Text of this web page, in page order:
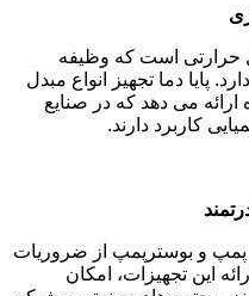
حرارتی است که وظیفه
پایا دما تجهیز انواع مبدل
می ‌دهد که در صنایع
کاربرد دارند.
پمپ و بوسترپمپ از ضروریات
این تجهیزات، امکان